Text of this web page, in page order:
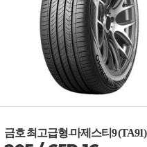
금호 최고급형-마제스티9 (TA91)